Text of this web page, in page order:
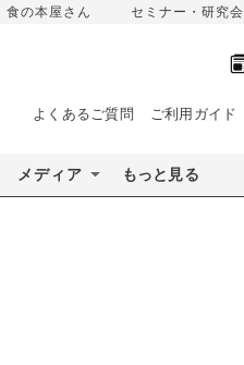
食の本屋さん セミナー・研究会
よくあるご質問 ご利用ガイド
メディア もっと見る